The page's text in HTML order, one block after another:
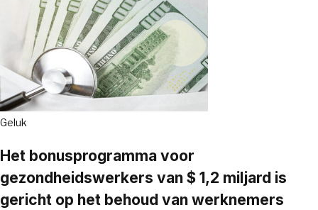
Geluk
Het bonusprogramma voor
gezondheidswerkers van $ 1,2 miljard is
gericht op het behoud van werknemers